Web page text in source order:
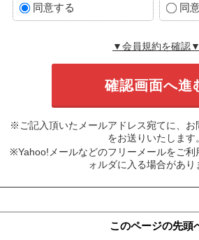
同意する 同
▼会員規約を確認▼
※ご記入頂いたメールアドレス宛てに、お
をお送りいたします。
※Yahoo!メールなどのフリーメールをご利
ォルダに入る場合があり
このページの先頭